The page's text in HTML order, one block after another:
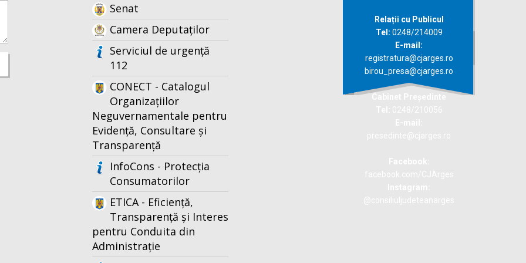
Senat
Camera Deputaților
Serviciul de urgență
112
CONECT - Catalogul
Organizațiilor
Neguvernamentale pentru
Evidență, Consultare și
Transparență
InfoCons - Protecția
Consumatorilor
ETICA - Eficiență,
Transparență și Interes
pentru Conduita din
Administrație
Relații cu Publicul
Tel: 0248/214009
E-mail:
registratura@cjarges.ro
birou_presa@cjarges.ro